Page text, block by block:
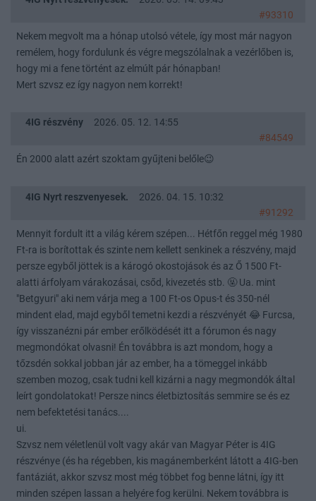
#93310
Nekem megvolt ma a hónap utolsó vétele, így most már nagyon
remélem, hogy fordulunk és végre megszólalnak a vezérlőben is,
hogy mi a fene történt az elmúlt pár hónapban!
Mert szvsz ez így nagyon nem korrekt!
4IG részvény
2026. 05. 12. 14:55
#84549
Én 2000 alatt azért szoktam gyűjteni belőle😉
4IG Nyrt reszvenyesek.
2026. 04. 15. 10:32
#91292
Mennyit fordult itt a világ kérem szépen... Hétfőn reggel még 1980
Ft-ra is borítottak és szinte nem kellett senkinek a részvény, majd
persze egyből jöttek is a károgó okostojások és az Ő 1500 Ft-
alatti árfolyam várakozásai, csőd, kivezetés stb. 🤬 Ua. mint
"Betgyuri" aki nem várja meg a 100 Ft-os Opus-t és 350-nél
mindent elad, majd egyből temetni kezdi a részvényét 😂 Furcsa,
így visszanézni pár ember erőlködését itt a fórumon és nagy
megmondókat olvasni! Én továbbra is azt mondom, hogy a
tőzsdén sokkal jobban jár az ember, ha a tömeggel inkább
szemben mozog, csak tudni kell kizárni a nagy megmondók által
leírt gondolatokat! Persze nincs életbiztosítás semmire se és ez
nem befektetési tanács....
ui.
Szvsz nem véletlenül volt vagy akár van Magyar Péter is 4IG
részvénye (és ha régebben, kis magánemberként látott a 4IG-ben
fantáziát, akkor szvsz most még többet fog benne látni, így itt
minden szépen lassan a helyére fog kerülni. Nekem továbbra is